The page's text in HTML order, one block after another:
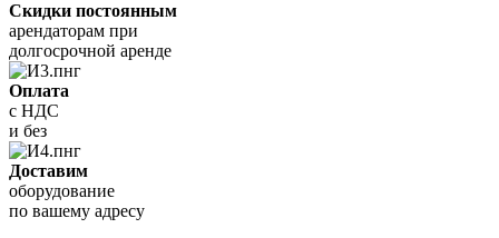
Скидки постоянным
арендаторам при
долгосрочной аренде
Оплата
с НДС
и без
Доставим
оборудование
по вашему адресу